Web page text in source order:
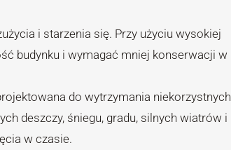
i starzenia się. Przy użyciu wysokiej
budynku i wymagać mniej konserwacji w
do wytrzymania niekorzystnych
deszczy, śniegu, gradu, silnych wiatrów i
w czasie.